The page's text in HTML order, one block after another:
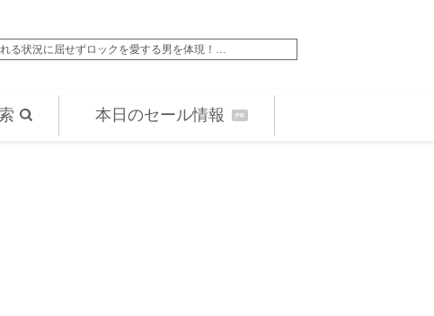
る状況に屈せずロックを愛する男を体現！…
本日のセール情報 PR